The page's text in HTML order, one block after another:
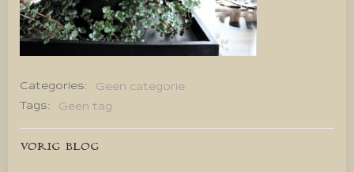
Categories:
Geen categorie
Tags:
Geen tag
Bericht
VORIG BLOG